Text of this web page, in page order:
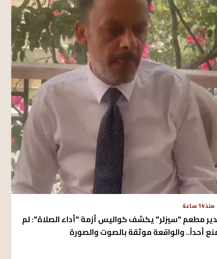
منذ 14 ساعة
مطعم "سيزلر" يكشف كواليس أزمة "أداء الصلاة": لم
أحداً.. والواقعة موثقة بالصوت والصورة